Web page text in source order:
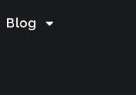
Blog